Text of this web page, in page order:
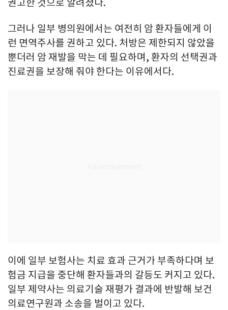
그러나 일부 병의원에서는 여전히 암 환자들에게 이
런 면역주사를 권하고 있다. 처방은 제한되지 않았을
뿐더러 암 재발을 막는 데 필요하며, 환자의 선택권과
진료권을 보장해 줘야 한다는 이유에서다.
이에 일부 보험사는 치료 효과 근거가 부족하다며 보
험금 지급을 중단해 환자들과의 갈등도 커지고 있다.
일부 제약사는 의료기술 재평가 결과에 반발해 보건
의료연구원과 소송을 벌이고 있다.